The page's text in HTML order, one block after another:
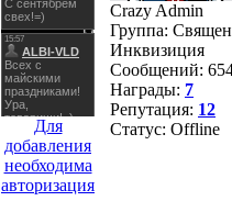
Для
добавления
необходима
авторизация
Crazy Admin
Группа:
Инквизиция
Сообщений:
Награды: 7
Репутация: 12
Статус: Offline